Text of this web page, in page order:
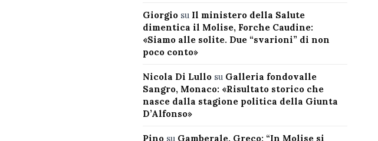
Giorgiosu Il ministero della Salute
dimentica il Molise, Forche Caudine:
«Siamo alle solite. Due “svarioni” di non
poco conto»
Nicola Di Lullosu Galleria fondovalle
Sangro, Monaco: «Risultato storico che
nasce dalla stagione politica della Giunta
D’Alfonso»
Pinosu Gamberale, Greco: “In Molise si